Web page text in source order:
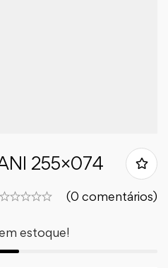
255×074
(0 comentários)
estoque!